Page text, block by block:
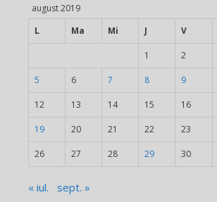
august 2019
L
Ma Mi J V
1 2
5 6 7 8 9
12 13 14 15 16
19 20 21 22 23
26 27 28 29 30
« iul. sept. »